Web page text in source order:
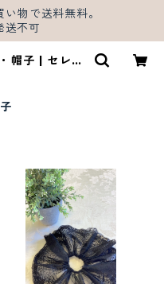
物で送料無料。
送不可
帽子 | セレク